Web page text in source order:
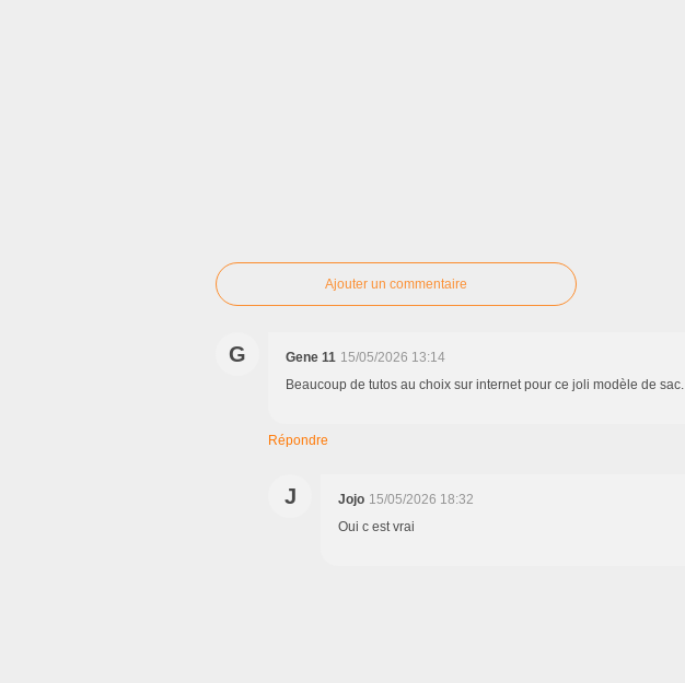
Ajouter un commentaire
G Gene 11 15/05/2026 13:14
Beaucoup de tutos au choix sur internet pour ce joli modèle de sac.
Répondre
J Jojo 15/05/2026 18:32
Oui c est vrai